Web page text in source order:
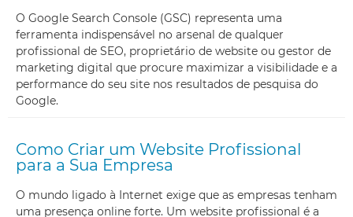
O Google Search Console (GSC) representa uma
ferramenta indispensável no arsenal de qualquer
profissional de SEO, proprietário de website ou gestor de
marketing digital que procure maximizar a visibilidade e a
performance do seu site nos resultados de pesquisa do
Google.
Como Criar um Website Profissional
para a Sua Empresa
O mundo ligado à Internet exige que as empresas tenham
uma presença online forte. Um website profissional é a